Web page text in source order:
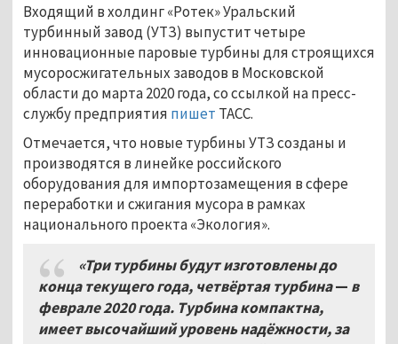
Входящий в холдинг «Ротек» Уральский
турбинный завод (УТЗ) выпустит четыре
инновационные паровые турбины для строящихся
мусоросжигательных заводов в Московской
области до марта 2020 года, со ссылкой на пресс-
службу предприятия пишет ТАСС.
Отмечается, что новые турбины УТЗ созданы и
производятся в линейке российского
оборудования для импортозамещения в сфере
переработки и сжигания мусора в рамках
национального проекта «Экология».
«Три турбины будут изготовлены до
конца текущего года, четвёртая турбина— в
феврале 2020 года. Турбина компактна,
имеет высочайший уровень надёжности, за